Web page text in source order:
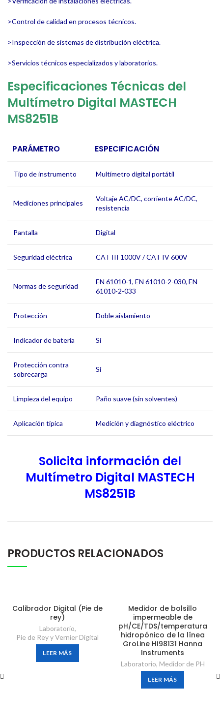
>Control de calidad en procesos técnicos.
>Inspección de sistemas de distribución eléctrica.
>Servicios técnicos especializados y laboratorios.
Especificaciones Técnicas del
Multímetro Digital MASTECH
MS8251B
PARÁMETRO ESPECIFICACIÓN
Tipo de instrumento Multímetro digital portátil
Mediciones principales
Voltaje AC/DC, corriente AC/DC,
resistencia
Pantalla Digital
Seguridad eléctrica CAT III 1000V / CAT IV 600V
Normas de seguridad
EN 61010-1, EN 61010-2-030, EN
61010-2-033
Protección Doble aislamiento
Indicador de batería Sí
Protección contra
sobrecarga
Sí
Limpieza del equipo Paño suave (sin solventes)
Aplicación típica Medición y diagnóstico eléctrico
Solicita información del
Multímetro Digital MASTECH
MS8251B
PRODUCTOS RELACIONADOS
Calibrador Digital (Pie de
rey)
Laboratorio,
Pie de Rey y Vernier Digital
LEER MÁS
Medidor de bolsillo
impermeable de
pH/CE/TDS/temperatura
hidropónico de la línea
GroLine HI98131 Hanna
Instruments
Laboratorio, Medidor de PH
LEER MÁS